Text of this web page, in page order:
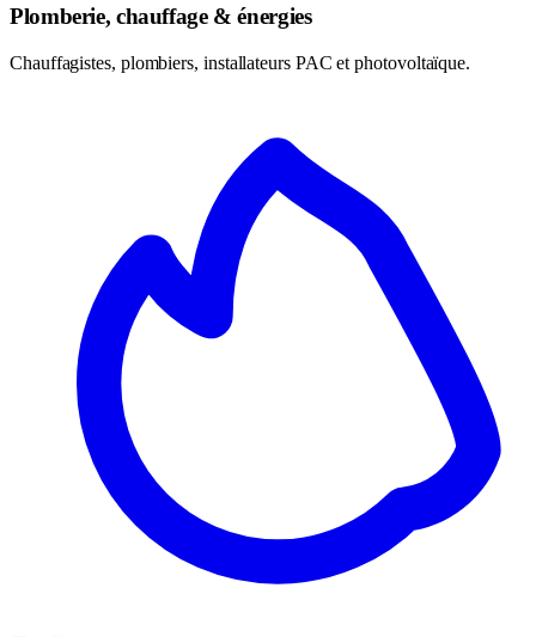
Plomberie, chauffage & énergies
Chauffagistes, plombiers, installateurs PAC et photovoltaïque.